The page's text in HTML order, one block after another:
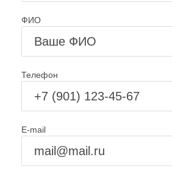
ФИО
Телефон
E-mail